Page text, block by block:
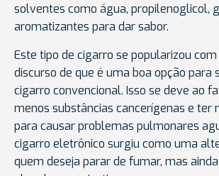
solventes como água, propilenoglicol,
aromatizantes para dar sabor.
Este tipo de cigarro se popularizou com
discurso de que é uma boa opção para
cigarro convencional. Isso se deve ao
menos substâncias cancerígenas e ter
para causar problemas pulmonares
cigarro eletrônico surgiu como uma
quem deseja parar de fumar, mas